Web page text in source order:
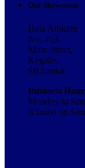
Our Showroom
Hela Athkam
No. 453,
Main Street,
Kegalle,
Sri Lanka.
Business
Monday to
(Closed on